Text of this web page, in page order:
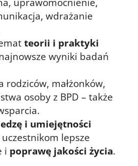
wdrażanie
teorii i praktyki
wyniki badań
rodziców, małżonków,
osoby z BPD – także
i umiejętności
lepsze
i poprawę jakości życia.